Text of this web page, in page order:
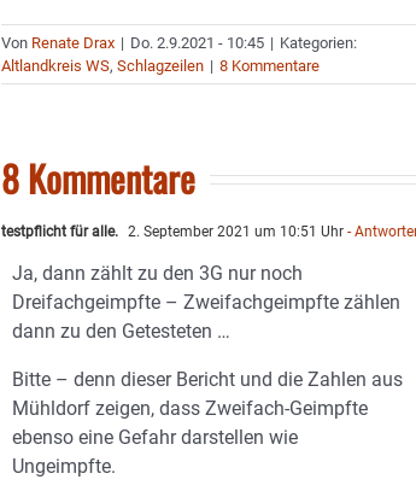
Von Renate Drax | Do. 2.9.2021 - 10:45 | Kategorien:
Altlandkreis WS,Schlagzeilen | 8 Kommentare
8 Kommentare
testpflicht für alle. 2. September 2021 um 10:51 Uhr -
Ja, dann zählt zu den 3G nur noch
Dreifachgeimpfte – Zweifachgeimpfte zählen
dann zu den Getesteten …
Bitte – denn dieser Bericht und die Zahlen aus
Mühldorf zeigen, dass Zweifach-Geimpfte
ebenso eine Gefahr darstellen wie
Ungeimpfte.